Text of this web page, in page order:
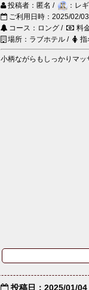
投稿者：匿名 /
：レ
ご利用日時：2025/02/03
コース：ロング /
料
場所：ラブホテル /
指
小柄ながらもしっかりマッ
投稿日：2025/01/04